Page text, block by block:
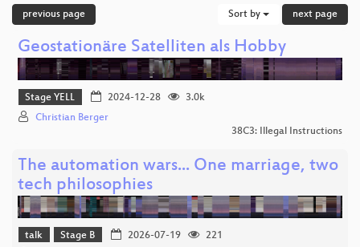
previous page Sort by next page
Geostationäre Satelliten als Hobby
Stage YELL 2024-12-28
3.0k
Christian Berger
38C3: Illegal Instructions
The automation wars... One marriage, two
tech philosophies
talk Stage B 2026-07-19
221